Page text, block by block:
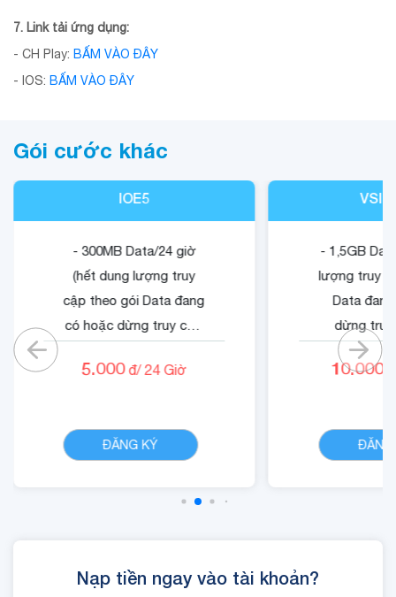
7. Link tải ứng dụng:
- CH Play: BẤM VÀO ĐÂY
- IOS: BẤM VÀO ĐÂY
Gói cước khác
IOE5
- 300MB Data/24 giờ
(hết dung lượng truy
cập theo gói Data đang
có hoặc dừng truy cập
- Cộng 500 RUBY.
5.000đ/ 24 Giờ
ĐĂNG KÝ
- 1,5GB
lượng truy
Data
dừng truy
không
- Quyền lợi
10.000
ĐĂNG
Nạp tiền ngay vào tài khoản?